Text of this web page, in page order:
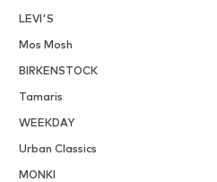
LEVI'S
Mos Mosh
BIRKENSTOCK
Tamaris
WEEKDAY
Urban Classics
MONKI